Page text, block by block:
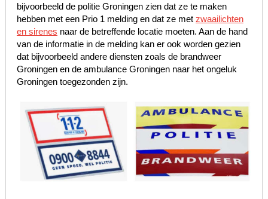
bijvoorbeeld de politie Groningen zien dat ze te maken
hebben met een Prio 1 melding en dat ze met zwaailichten
en sirenes naar de betreffende locatie moeten. Aan de hand
van de informatie in de melding kan er ook worden gezien
dat bijvoorbeeld andere diensten zoals de brandweer
Groningen en de ambulance Groningen naar het ongeluk
Groningen toegezonden zijn.